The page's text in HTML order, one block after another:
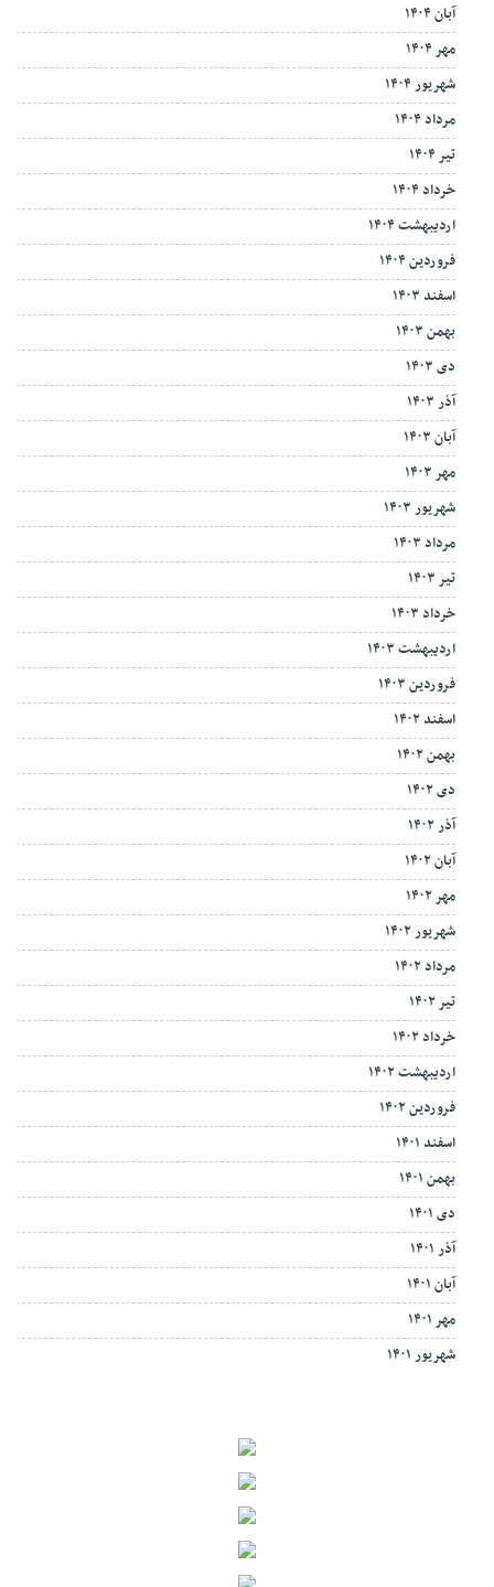
آبان ۱۴۰۴
مهر ۱۴۰۴
شهریور ۱۴۰۴
مرداد ۱۴۰۴
تیر ۱۴۰۴
خرداد ۱۴۰۴
اردیبهشت ۱۴۰۴
فروردین ۱۴۰۴
اسفند ۱۴۰۳
بهمن ۱۴۰۳
دی ۱۴۰۳
آذر ۱۴۰۳
آبان ۱۴۰۳
مهر ۱۴۰۳
شهریور ۱۴۰۳
مرداد ۱۴۰۳
تیر ۱۴۰۳
خرداد ۱۴۰۳
اردیبهشت ۱۴۰۳
فروردین ۱۴۰۳
اسفند ۱۴۰۲
بهمن ۱۴۰۲
دی ۱۴۰۲
آذر ۱۴۰۲
آبان ۱۴۰۲
مهر ۱۴۰۲
شهریور ۱۴۰۲
مرداد ۱۴۰۲
تیر ۱۴۰۲
خرداد ۱۴۰۲
اردیبهشت ۱۴۰۲
فروردین ۱۴۰۲
اسفند ۱۴۰۱
بهمن ۱۴۰۱
دی ۱۴۰۱
آذر ۱۴۰۱
آبان ۱۴۰۱
مهر ۱۴۰۱
شهریور ۱۴۰۱